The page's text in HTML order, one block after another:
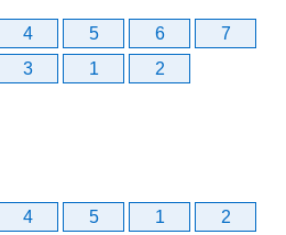
4 5 6
7
3 1 2
4 5 1
2